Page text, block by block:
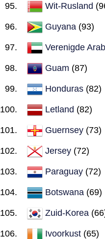
Wit-Rusland
Guyana (93)
Verenigde
Guam (87)
Honduras (82)
Letland (82)
Guernsey (73)
Jersey (72)
Paraguay (72)
Botswana (69)
Zuid-Korea
Ivoorkust (65)